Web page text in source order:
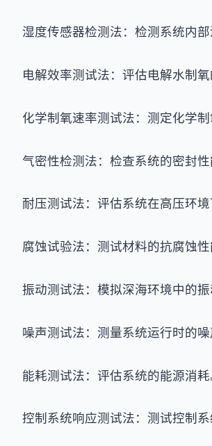
湿度传感器检测法：检测系统内部
电解效率测试法：评估电解水制氧
化学制氧速率测试法：测定化学制
气密性检测法：检查系统的密封性
耐压测试法：评估系统在高压环境
腐蚀试验法：测试材料的抗腐蚀性
振动测试法：模拟深海环境中的振
噪声测试法：测量系统运行时的噪
能耗测试法：评估系统的能源消耗
控制系统响应测试法：测试控制系